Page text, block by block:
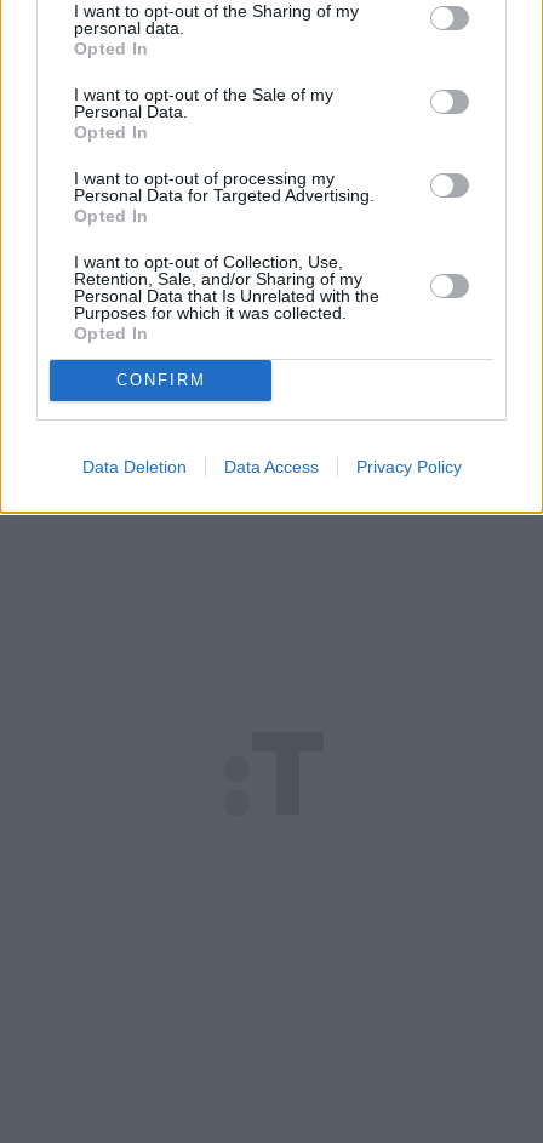
I want to opt-out of the Sharing of my
personal data.
Opted In
I want to opt-out of the Sale of my
Personal Data.
Opted In
I want to opt-out of processing my
Personal Data for Targeted Advertising.
Opted In
I want to opt-out of Collection, Use,
Retention, Sale, and/or Sharing of my
Personal Data that Is Unrelated with the
Purposes for which it was collected.
Opted In
CONFIRM
Data Deletion Data Access Privacy Policy
miks streamingowy do twojej
osobowości
Jesteś fanem True Crime z silnymi emocjami i
psychologicznymi analizami? A może adrenaliny
szukasz w widowiskowych superprodukcjach lub
sportowych wydarzeniach? Albo jako np. rodzic na
etacie preferujesz lekkie kino komediowe i
obyczajowe? Sprawdzamy, jaki miks streamingowy
pasuje idealnie do ciebie.
Czytaj całość
REKLAMA